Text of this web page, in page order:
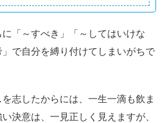
「～すべき」「～してはいけな
で自分を縛り付けてしまいがちで
を志したからには、一生一滴も飲ま
決意は、一見正しく見えますが、